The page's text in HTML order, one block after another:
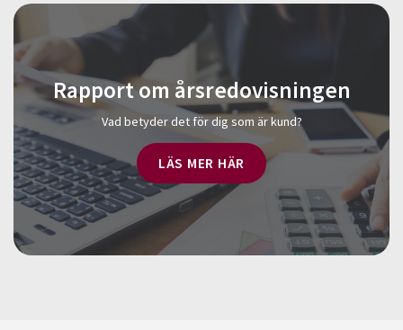
Rapport om årsredovisningen
Vad betyder det för dig som är kund?
LÄS MER HÄR